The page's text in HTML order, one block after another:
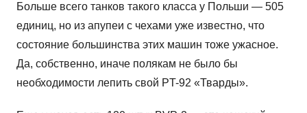
Больше всего танков такого класса у Польши — 505
единиц, но из апупеи с чехами уже известно, что
состояние большинства этих машин тоже ужасное.
Да, собственно, иначе полякам не было бы
необходимости лепить свой PT-92 «Тварды».